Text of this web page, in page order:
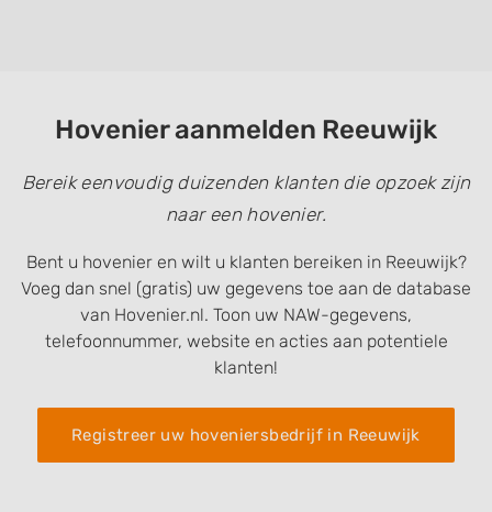
Hovenier aanmelden Reeuwijk
Bereik eenvoudig duizenden klanten die opzoek zijn
naar een hovenier.
Bent u hovenier en wilt u klanten bereiken in Reeuwijk?
Voeg dan snel (gratis) uw gegevens toe aan de database
van Hovenier.nl. Toon uw NAW-gegevens,
telefoonnummer, website en acties aan potentiele
klanten!
Registreer uw hoveniersbedrijf in Reeuwijk